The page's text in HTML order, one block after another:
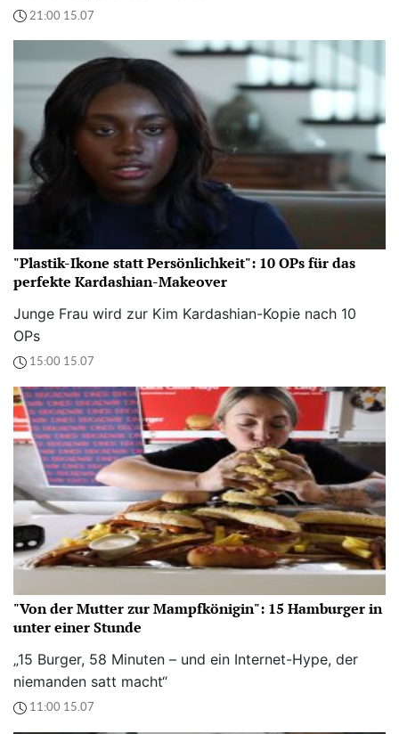
21:00 15.07
"Plastik-Ikone statt Persönlichkeit": 10 OPs für das
perfekte Kardashian-Makeover
Junge Frau wird zur Kim Kardashian-Kopie nach 10
OPs
15:00 15.07
"Von der Mutter zur Mampfkönigin": 15 Hamburger in
unter einer Stunde
„15 Burger, 58 Minuten – und ein Internet-Hype, der
niemanden satt macht“
11:00 15.07